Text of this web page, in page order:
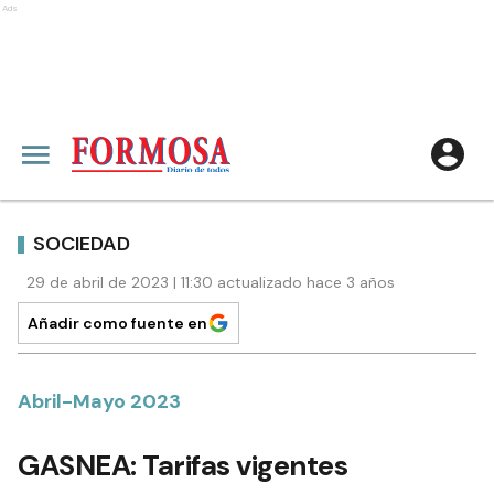
Ads
SOCIEDAD
29 de abril de 2023 | 11:30 actualizado hace 3 años
Añadir como fuente en
Abril-Mayo 2023
GASNEA: Tarifas vigentes